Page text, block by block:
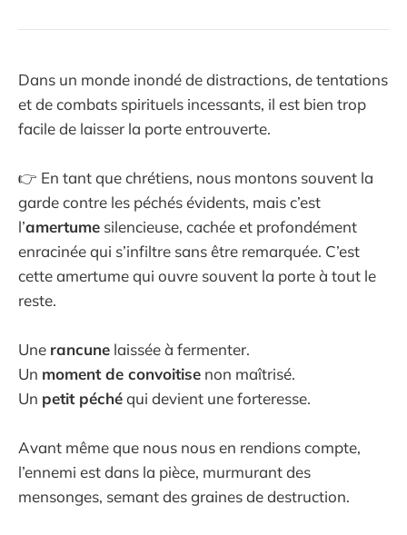
Dans un monde inondé de distractions, de tentations
et de combats spirituels incessants, il est bien trop
facile de laisser la porte entrouverte.
👉 En tant que chrétiens, nous montons souvent la
garde contre les péchés évidents, mais c’est
l’amertume silencieuse, cachée et profondément
enracinée qui s’infiltre sans être remarquée. C’est
cette amertume qui ouvre souvent la porte à tout le
reste.
Une rancune laissée à fermenter.
Un moment de convoitise non maîtrisé.
Un petit péchéqui devient une forteresse.
Avant même que nous nous en rendions compte,
l’ennemi est dans la pièce, murmurant des
mensonges, semant des graines de destruction.